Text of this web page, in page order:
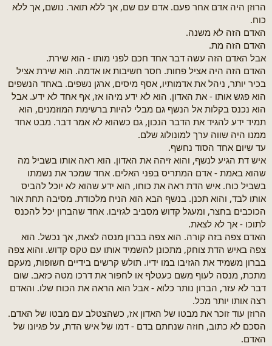
הרוזן היה אדם אחר פעם. אדם עם שם, אך ללא תואר. נושם, אך ללא
כוח.
האדם הזה לא משנה.
האדם הזה מת.
אבל האדם הזה עשה דבר אחד חכם לפני מותו - הוא שירת.
האדם הזה היה אציל פחות. חסר חשיבות או אדמה. הוא שירת אציל
בכיר יותר, ניהל את אדמותיו, אסף מיסים, ארגן נשפים. באחד הנשפים
הוא פגש אותו - את האדון. הוא לא ידע מיהו אז, אף אחד לא ידע. אבל
הוא נכנס בקלות אל הנשף גם מבלי להיות ברשימת המוזמנים, הוא
תמיד ידע להגיד את הדבר הנכון, גם כשהוא לא אמר דבר. מבט אחד
ממנו היה שווה ערך למונולוג שלם.
עד שיום אחד הסוד נחשף.
איש דת הגיע לנשף, והוא זיהה את האדון. הוא ראה אותו בשביל מה
שהוא באמת - אדם המתריס בפני האלים. אחד שמכר את נשמתו
בשביל כוח. איש הדת ראה את כוחו, הוא ידע שהוא לא יוכל להביס
אותו לבד, והוא תכנן. בנשף הבא הוא הניח מלכודת. מסיבה תחת אור
הכוכבים בחצר, ומעגל קדוש מסביב לגזיבו. אחד שהברון יכל להכנס
לתוכו - אך לא לצאת.
האדם צפה בזה קורה. הוא צפה בברון מנסה לצאת, אך נכשל. הוא
צפה באיש הדת צוחק, מתכונן להשמיד אותו עם טקס קדוש. והוא צפה
בברון משמיד את הגזיבו במו ידיו. תולש קרשים בידיים חשופות, מעקם
מתכת, מנסה לעוף משם כעטלף או לחפור את דרכו מטה כזאב. שום
דבר לא עזר, הברון נותר כלוא - אבל הוא הראה את הכוח שלו. והאדם
רצה אותו יותר מכל.
הרוזן עוד זוכר את מבטו של האדון אז, כשהצטלב עם מבטו של האדם.
הסכם לא כתוב, חוזה שנחתם בדם - דמו של איש הדת, על פגיונו של
האדם.